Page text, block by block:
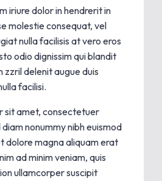
iriure dolor in hendrerit in
molestie consequat, vel
nulla facilisis at vero eros
odio dignissim qui blandit
delenit augue duis
facilisi.
sit amet, consectetuer
nonummy nibh euismod
dolore magna aliquam erat
ad minim veniam, quis
ullamcorper suscipit